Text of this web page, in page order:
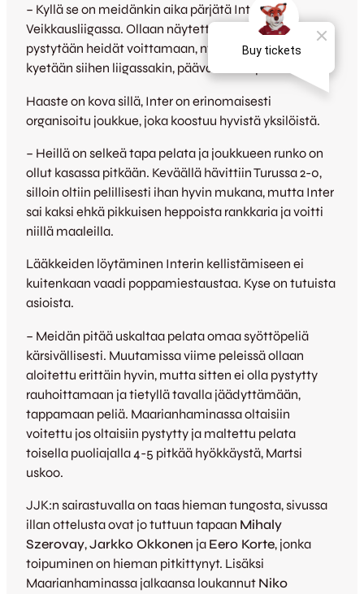
– Kyllä se on meidänkin aika pärjätä Interille
Veikkausliigassa. Ollaan näytetty Liigacupissa, että
pystytään heidät voittamaan, nyt pitää osoittaa että
kyetään siihen liigassakin, päävalmentaja sanoo.
Haaste on kova sillä, Inter on erinomaisesti
organisoitu joukkue, joka koostuu hyvistä yksilöistä.
– Heillä on selkeä tapa pelata ja joukkueen runko on
ollut kasassa pitkään. Keväällä hävittiin Turussa 2-0,
silloin oltiin pelillisesti ihan hyvin mukana, mutta Inter
sai kaksi ehkä pikkuisen heppoista rankkaria ja voitti
niillä maaleilla.
Lääkkeiden löytäminen Interin kellistämiseen ei
kuitenkaan vaadi poppamiestaustaa. Kyse on tutuista
asioista.
– Meidän pitää uskaltaa pelata omaa syöttöpeliä
kärsivällisesti. Muutamissa viime peleissä ollaan
aloitettu erittäin hyvin, mutta sitten ei olla pystytty
rauhoittamaan ja tietyllä tavalla jäädyttämään,
tappamaan peliä. Maarianhaminassa oltaisiin
voitettu jos oltaisiin pystytty ja maltettu pelata
toisella puoliajalla 4-5 pitkää hyökkäystä, Martsi
uskoo.
JJK:n sairastuvalla on taas hieman tungosta, sivussa
illan ottelusta ovat jo tuttuun tapaan Mihaly
Szerovay,Jarkko Okkonen ja Eero Korte, jonka
toipuminen on hieman pitkittynyt. Lisäksi
Maarianhaminassa jalkaansa loukannut Niko